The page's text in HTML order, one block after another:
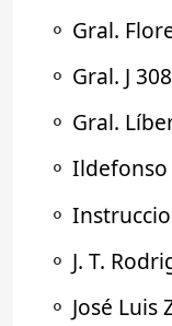
⚬ Gral.
⚬ Gral. J 308
⚬ Gral.
⚬ Ildefonso
⚬
⚬ J. T.
⚬ José